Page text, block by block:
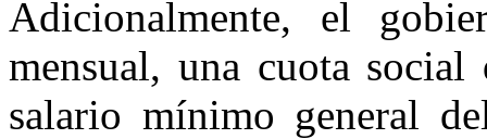
Adicionalmente, el
mensual, una cuota
salario mínimo general